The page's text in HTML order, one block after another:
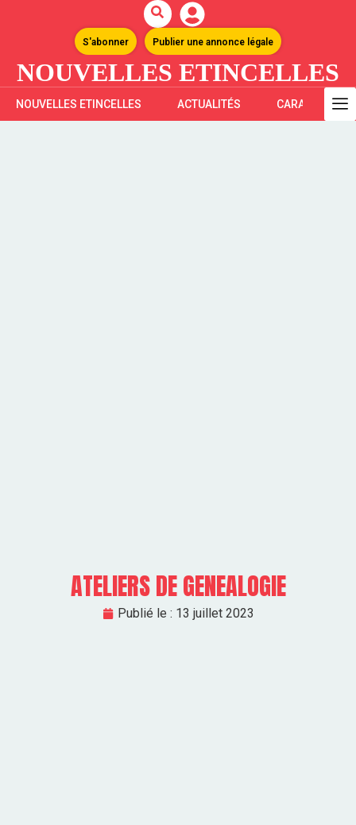
S'abonner Publier une annonce légale
NOUVELLES ETINCELLES
NOUVELLES ETINCELLES ACTUALITÉS CARAÏBES
ATELIERS DE GENEALOGIE
Publié le : 13 juillet 2023